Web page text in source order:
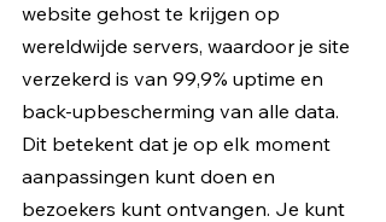
website gehost te krijgen op
wereldwijde servers, waardoor je site
verzekerd is van 99,9% uptime en
back-upbescherming van alle data.
Dit betekent dat je op elk moment
aanpassingen kunt doen en
bezoekers kunt ontvangen. Je kunt